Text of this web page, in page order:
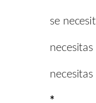
se
*